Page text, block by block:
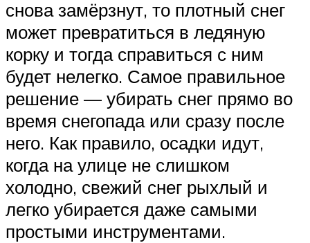
снова замёрзнут, то плотный снег
может превратиться в ледяную
корку и тогда справиться с ним
будет нелегко. Самое правильное
решение — убирать снег прямо во
время снегопада или сразу после
него. Как правило, осадки идут,
когда на улице не слишком
холодно, свежий снег рыхлый и
легко убирается даже самыми
простыми инструментами.